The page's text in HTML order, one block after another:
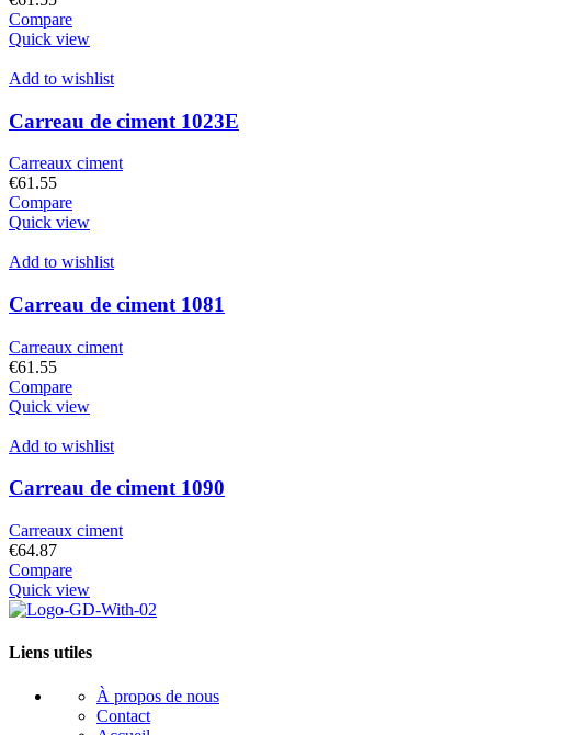
Compare
Quick view
Add to wishlist
Carreau de ciment 1023E
Carreaux ciment
€61.55
Compare
Quick view
Add to wishlist
Carreau de ciment 1081
Carreaux ciment
€61.55
Compare
Quick view
Add to wishlist
Carreau de ciment 1090
Carreaux ciment
€64.87
Compare
Quick view
Liens utiles
À propos de nous
Contact